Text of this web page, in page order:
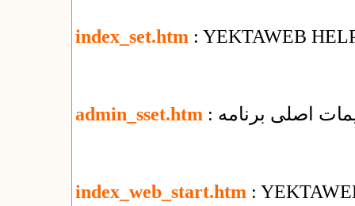
index_set.htm : YEKTAWEB
admin_sset.htm اصلی برنامه
index_web_start.htm :